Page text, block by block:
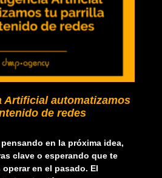
Artificial automatizamos
de redes
en la próxima idea,
clave o esperando que te
en el pasado. El